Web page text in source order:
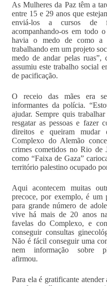
As Mulheres da Paz têm a
entre 15 e 29 anos que
enviá-los a cursos de
acompanhando-os em todo
havia o medo de como a
trabalhando em um projeto
medo de andar pelas ruas”,
assumiu este trabalho social
de pacificação.
O receio das mães era
informantes da polícia.
ajudar. Sempre quis
resgatar as pessoas e fazer
direitos e queiram mudar
Complexo do Alemão
crimes cometidos no Rio de
como “Faixa de Gaza”
território palestino ocupado
Aqui acontecem muitas
precoce, por exemplo, é um
para grande número de
vive há mais de 20 anos
favelas do Complexo, e
conseguir consultas
Não é fácil conseguir uma
nem informação sobre
afirmou.
Para ela é gratificante